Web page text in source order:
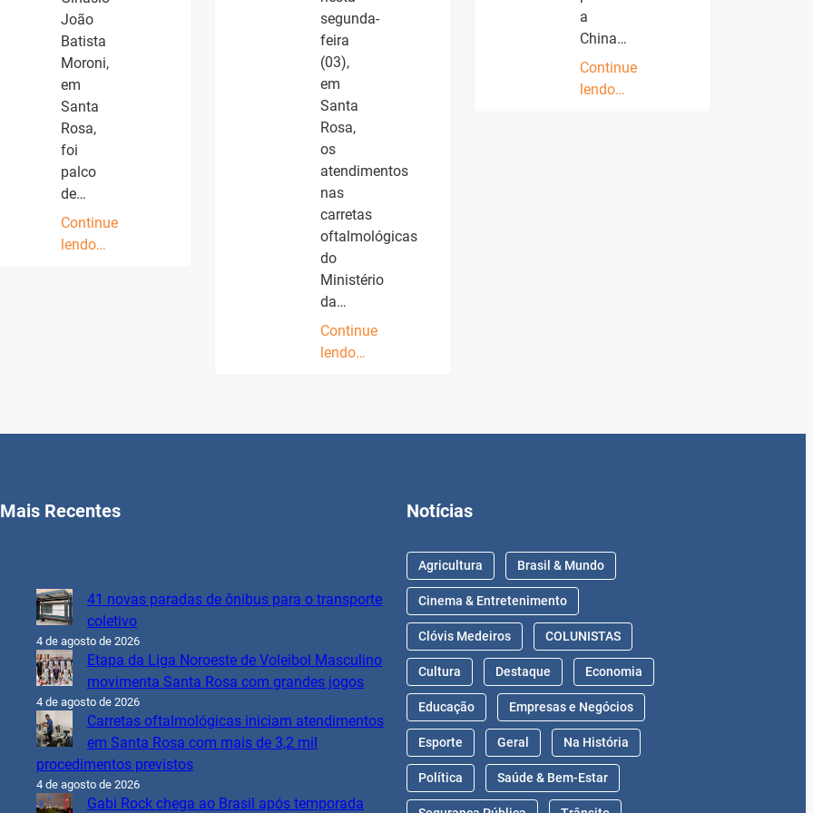
João
Batista
Moroni,
em
Santa
Rosa,
foi
palco
de…
Continue
lendo…
segunda-
feira
(03),
em
Santa
Rosa,
os
atendimentos
nas
carretas
oftalmológicas
do
Ministério
da…
Continue
lendo…
a
China…
Continue
lendo…
Mais Recentes
41 novas paradas de ônibus para o transporte
coletivo
4 de agosto de 2026
Etapa da Liga Noroeste de Voleibol Masculino
movimenta Santa Rosa com grandes jogos
4 de agosto de 2026
Carretas oftalmológicas iniciam atendimentos
em Santa Rosa com mais de 3,2 mil
procedimentos previstos
4 de agosto de 2026
Gabi Rock chega ao Brasil após temporada
Notícias
Agricultura Brasil & Mundo
Cinema & Entretenimento
Clóvis Medeiros COLUNISTAS
Cultura Destaque Economia
Educação Empresas e Negócios
Esporte Geral Na História
Política Saúde & Bem-Estar